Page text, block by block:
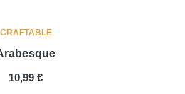
CRAFTABLE
PRIX
10,99 €